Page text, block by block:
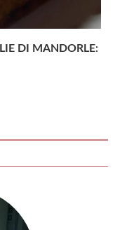
DI MANDORLE: